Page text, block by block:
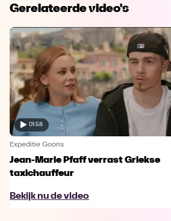
Gerelateerde video's
01:58
Expeditie Gooris
Jean-Marie Pfaff verrast Griekse
taxichauffeur
Bekijk nu de video